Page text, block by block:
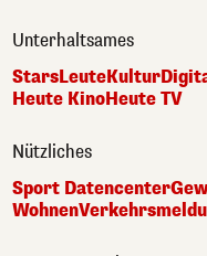
Unterhaltsames
StarsLeuteKultur
Heute KinoHeute TV
Nützliches
Sport Datencenter
Wohnen